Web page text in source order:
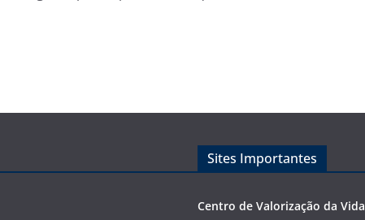
Sites Importantes
Centro de Valorização da Vida